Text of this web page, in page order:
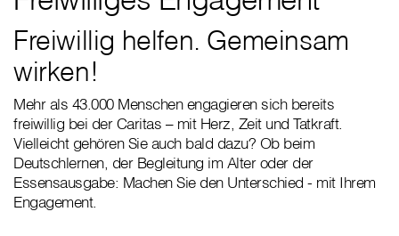
Freiwillig helfen. Gemeinsam
wirken!
Mehr als 43.000 Menschen engagieren sich bereits
freiwillig bei der Caritas – mit Herz, Zeit und Tatkraft.
Vielleicht gehören Sie auch bald dazu? Ob beim
Deutschlernen, der Begleitung im Alter oder der
Essensausgabe: Machen Sie den Unterschied - mit Ihrem
Engagement.